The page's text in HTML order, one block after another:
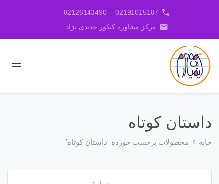
phone
02191015187 -- 02126143490
email مرکز مشاوره کنکور جدیدی نژاد
داستان کوتاه
خانه محصولات برچسب خورده “داستان کوتاه”